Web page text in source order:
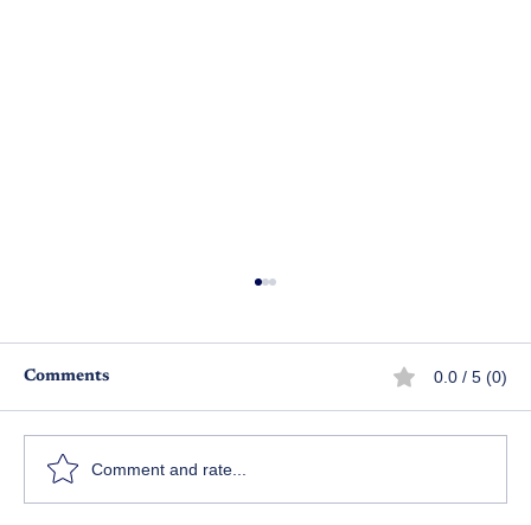
అమావాస్య వెన్నెల - ఎపిసోడ్ 7
Comments 0.0 / 5 (0)
Comment and rate...